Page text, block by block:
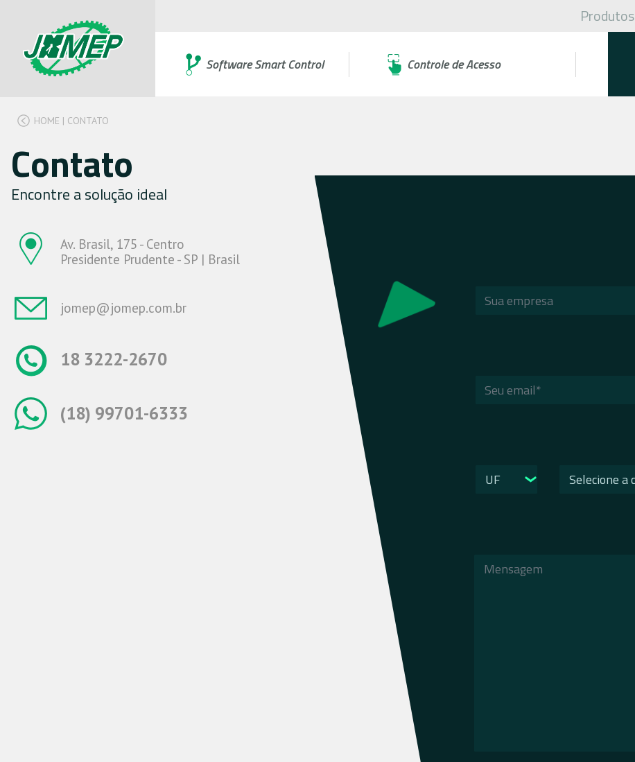
Produtos
Software Smart Control Controle de Acesso
HOME | CONTATO
Contato
Encontre a solução ideal
Av. Brasil, 175 - Centro
Presidente Prudente - SP | Brasil
jomep@jomep.com.br
18 3222-2670
(18) 99701-6333